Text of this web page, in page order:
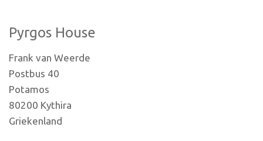
Pyrgos House
Frank van Weerde
Postbus 40
Potamos
80200 Kythira
Griekenland